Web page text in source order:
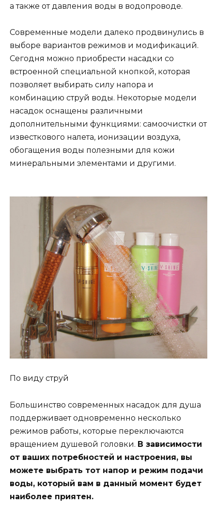
а также от давления воды в водопроводе.
Современные модели далеко продвинулись в
выборе вариантов режимов и модификаций.
Сегодня можно приобрести насадки со
встроенной специальной кнопкой, которая
позволяет выбирать силу напора и
комбинацию струй воды. Некоторые модели
насадок оснащены различными
дополнительными функциями: самоочистки от
известкового налета, ионизации воздуха,
обогащения воды полезными для кожи
минеральными элементами и другими.
По виду струй
Большинство современных насадок для душа
поддерживает одновременно несколько
режимов работы, которые переключаются
вращением душевой головки. В зависимости
от ваших потребностей и настроения, вы
можете выбрать тот напор и режим подачи
воды, который вам в данный момент будет
наиболее приятен.